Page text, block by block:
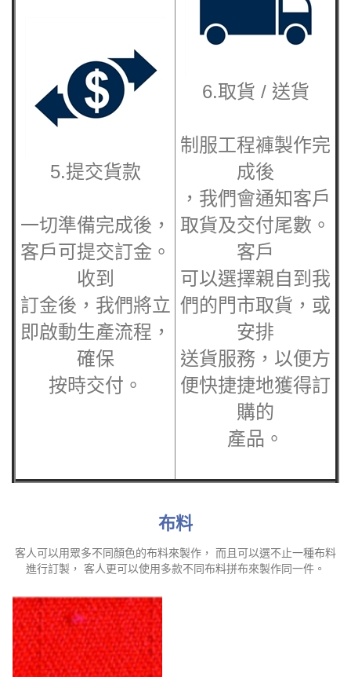
5.提交貨款
一切準備完成後，
客戶可提交訂金。
收到
訂金後，我們將立
即啟動生產流程，
確保
按時交付。
6.取貨 / 送貨
制服工程褲製作完
成後
，我們會通知客戶
取貨及交付尾數。
客戶
可以選擇親自到我
們的門市取貨，或
安排
送貨服務，以便方
便快捷捷地獲得訂
購的
產品。
布料
客人可以用眾多不同顏色的布料來製作， 而且可以選不止一種布料
進行訂製， 客人更可以使用多款不同布料拼布來製作同一件。